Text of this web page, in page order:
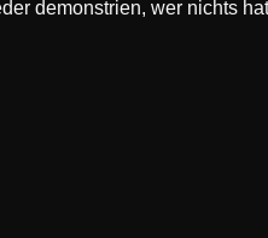
demonstrien, wer nichts